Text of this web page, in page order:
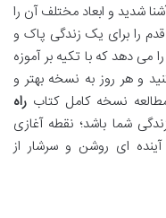
شدید و ابعاد مختلف آن را
را برای یک زندگی پاک و
می دهد که با تکیه بر آموزه
و هر روز به نسخه بهتر و
نسخه کامل کتاب راه
شما باشد؛ نقطه آغازی
ای روشن و سرشار از